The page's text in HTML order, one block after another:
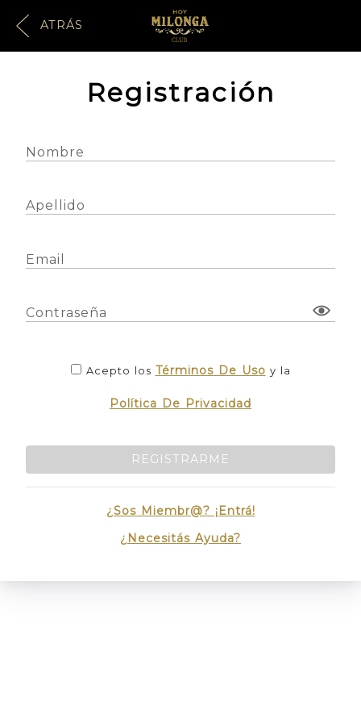
ATRÁS
Registración
Nombre
Apellido
Email
Contraseña
Acepto los Términos De Uso y la
Política De Privacidad
REGISTRARME
¿Sos Miembr@? ¡Entrá!
¿Necesitás Ayuda?